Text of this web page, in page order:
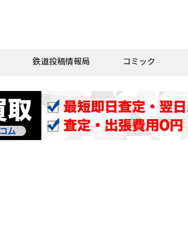
鉄道投稿情報局 コミック